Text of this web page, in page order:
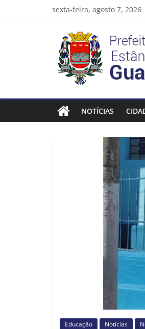
sexta-feira, agosto 7, 2026
Estância
Turística
Guaratinguetá
NOTÍCIAS
Educação Notícias